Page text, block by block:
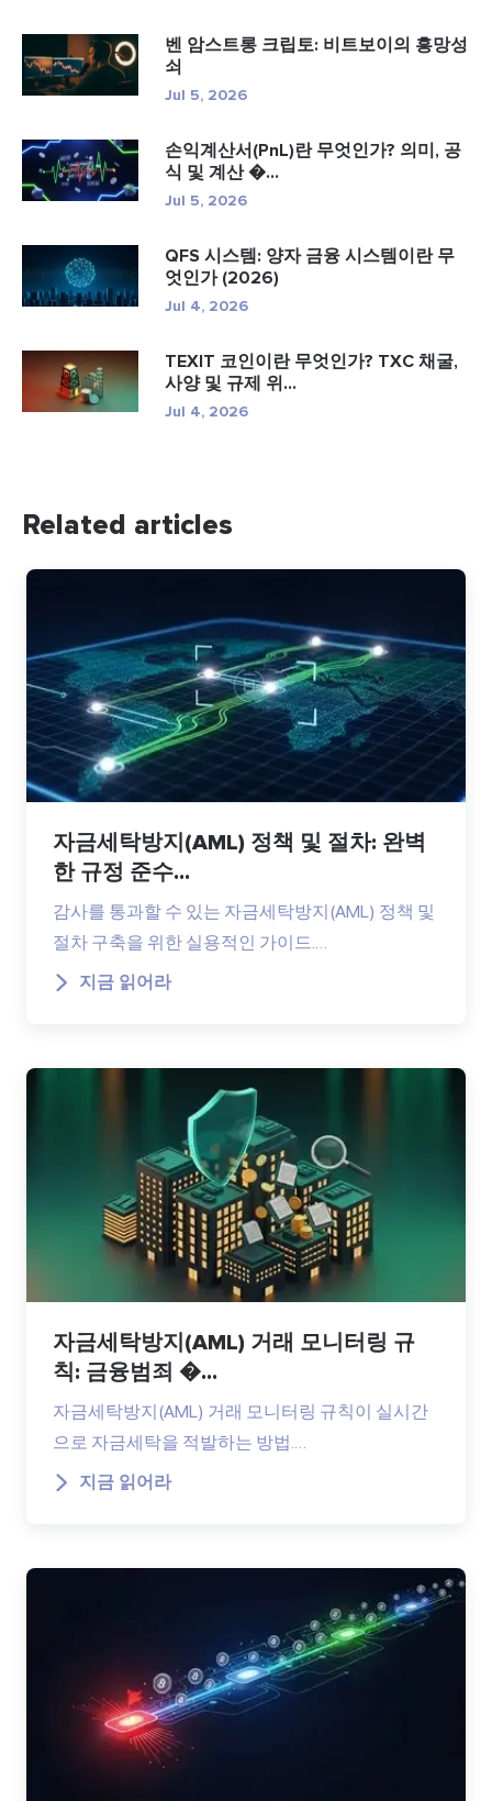
벤 암스트롱 크립토: 비트보이의 흥망성
쇠
Jul 5, 2026
손익계산서(PnL)란 무엇인가? 의미, 공
식 및 계산 �...
Jul 5, 2026
QFS 시스템: 양자 금융 시스템이란 무
엇인가 (2026)
Jul 4, 2026
TEXIT 코인이란 무엇인가? TXC 채굴,
사양 및 규제 위...
Jul 4, 2026
Related articles
자금세탁방지(AML) 정책 및 절차: 완벽
한 규정 준수...
감사를 통과할 수 있는 자금세탁방지(AML) 정책 및
절차 구축을 위한 실용적인 가이드.…
지금 읽어라
자금세탁방지(AML) 거래 모니터링 규
칙: 금융범죄 �...
자금세탁방지(AML) 거래 모니터링 규칙이 실시간
으로 자금세탁을 적발하는 방법.…
지금 읽어라